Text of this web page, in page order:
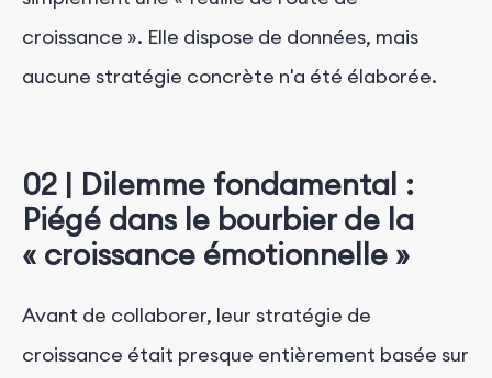
croissance ». Elle dispose de données, mais
aucune stratégie concrète n'a été élaborée.
02 | Dilemme fondamental :
Piégé dans le bourbier de la
« croissance émotionnelle »
Avant de collaborer, leur stratégie de
croissance était presque entièrement basée sur